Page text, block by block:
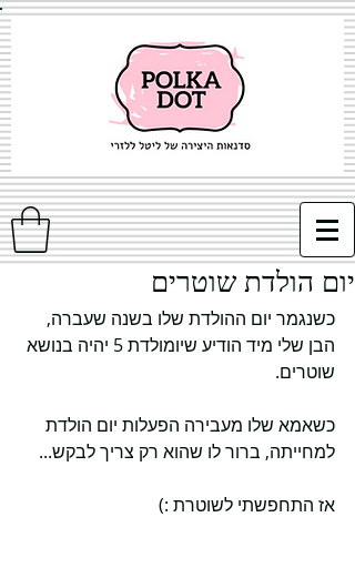
יום הולדת שוטרים
כשנגמר יום ההולדת שלו בשנה שעברה,
הבן שלי מיד הודיע שיומולדת 5 יהיה בנושא
שוטרים.
כשאמא שלו מעבירה הפעלות יום הולדת
למחייתה, ברור לו שהוא רק צריך לבקש...
אז התחפשתי לשוטרת :)